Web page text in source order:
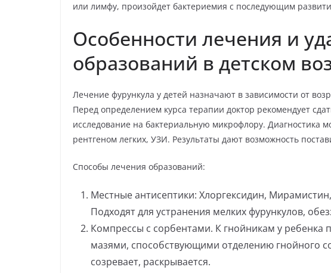
или лимфу, произойдет бактериемия с последующим
Особенности лечения и
образований в детском
Лечение фурункула у детей назначают в зависимости от
Перед определением курса терапии доктор рекомендует
исследование на бактериальную микрофлору. Диагностика
рентгеном легких, УЗИ. Результаты дают возможность
Способы лечения образований:
Местные антисептики: Хлоргексидин,
Подходят для устранения мелких фурункулов,
Компрессы с сорбентами. К гнойникам у
мазями, способствующими отделению гнойного
созревает, раскрывается.